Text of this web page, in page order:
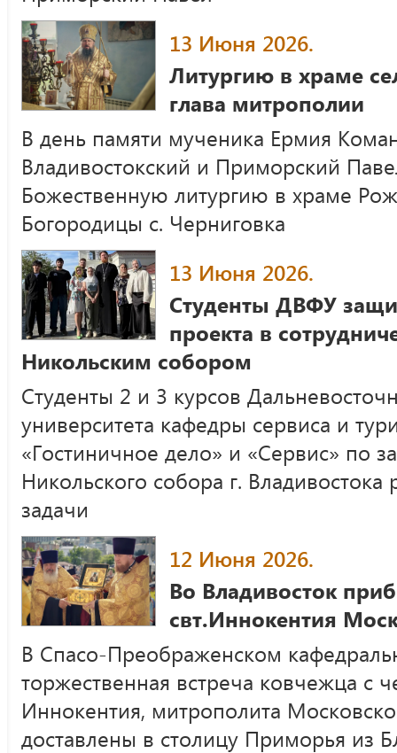
13 Июня 2026.
Литургию в храме
глава митрополии
В день памяти мученика Ермия
Владивостокский и Приморский
Божественную литургию в храме
Богородицы с. Черниговка
13 Июня 2026.
Студенты ДВФУ
проекта в
Никольским собором
Студенты 2 и 3 курсов
университета кафедры сервиса и
«Гостиничное дело» и «Сервис» по
Никольского собора г.
задачи
12 Июня 2026.
Во Владивосток
свт.Иннокентия
В Спасо-Преображенском
торжественная встреча ковчежца с
Иннокентия, митрополита
доставлены в столицу Приморья из